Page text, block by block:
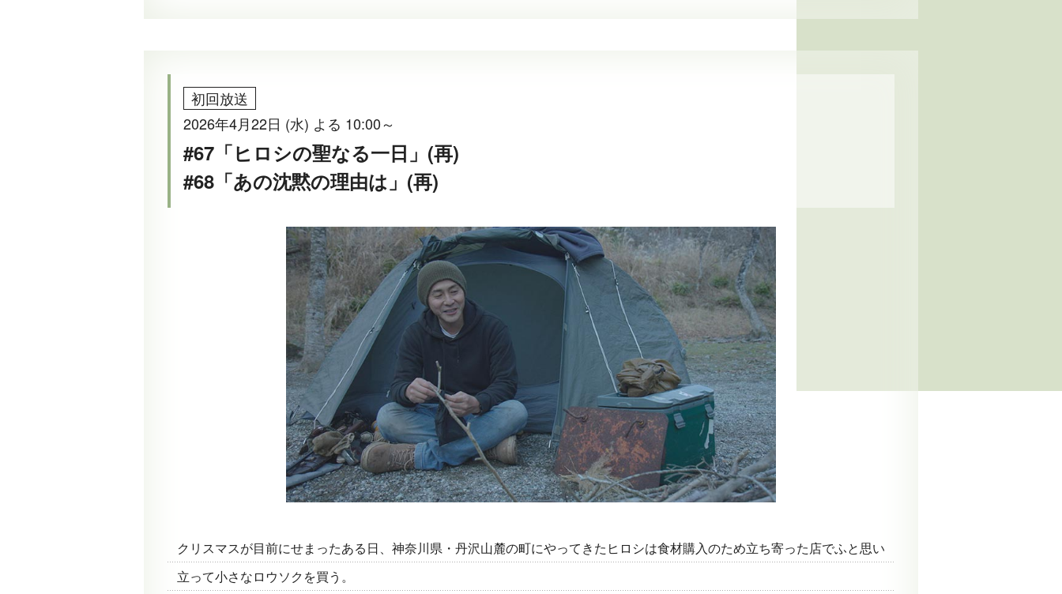
初回放送
2026年4月22日 (水) よる 10:00～
#67「ヒロシの聖なる一日」(再)
#68「あの沈黙の理由は」(再)
クリスマスが目前にせまったある日、神奈川県・丹沢山麓の町にやってきたヒロシは食材購入のため立ち寄った店でふと思い
立って小さなロウソクを買う。